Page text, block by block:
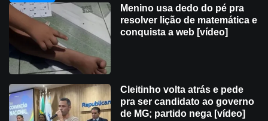
Menino usa dedo do pé pra
resolver lição de matemática e
conquista a web [vídeo]
Cleitinho volta atrás e pede
pra ser candidato ao governo
de MG; partido nega [vídeo]